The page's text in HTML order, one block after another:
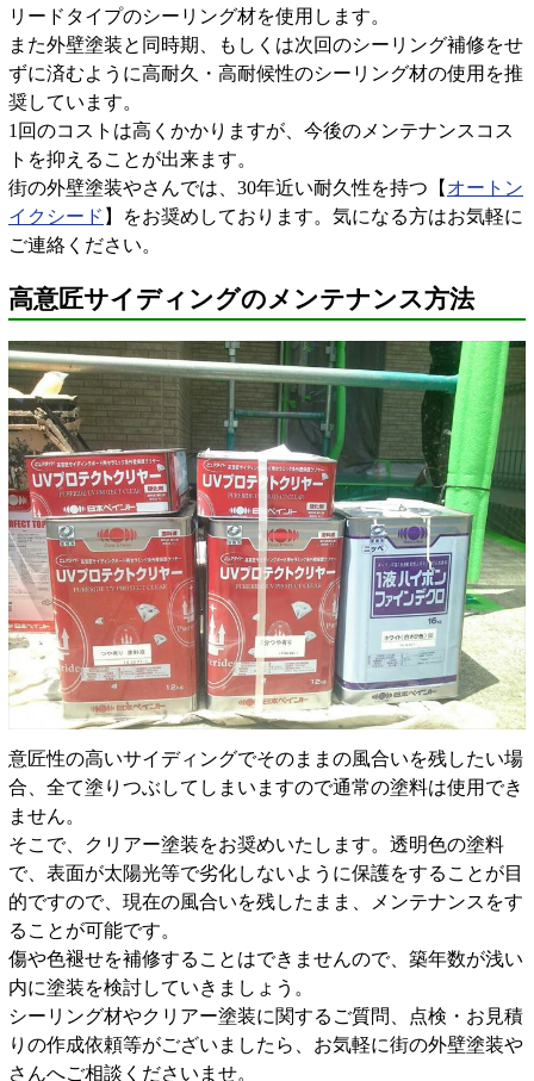
リードタイプのシーリング材を使用します。
また外壁塗装と同時期、もしくは次回のシーリング補修をせ
ずに済むように高耐久・高耐候性のシーリング材の使用を推
奨しています。
1回のコストは高くかかりますが、今後のメンテナンスコス
トを抑えることが出来ます。
街の外壁塗装やさんでは、30年近い耐久性を持つ【 オートン
イクシード 】をお奨めしております。気になる方はお気軽に
ご連絡ください。
高意匠サイディングのメンテナンス方法
意匠性の高いサイディングでそのままの風合いを残したい場
合、全て塗りつぶしてしまいますので通常の塗料は使用でき
ません。
そこで、クリアー塗装をお奨めいたします。透明色の塗料
で、表面が太陽光等で劣化しないように保護をすることが目
的ですので、現在の風合いを残したまま、メンテナンスをす
ることが可能です。
傷や色褪せを補修することはできませんので、築年数が浅い
内に塗装を検討していきましょう。
シーリング材やクリアー塗装に関するご質問、点検・お見積
りの作成依頼等がございましたら、お気軽に街の外壁塗装や
さんへご相談くださいませ。